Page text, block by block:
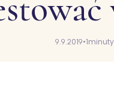
9.9.2019•1